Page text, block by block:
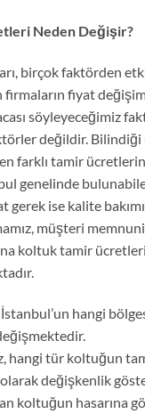
Neden Değişir?
birçok faktörden
fiyat
söyleyeceğimiz
değildir.
farklı tamir
genelinde
gerek ise kalite
müşteri
koltuk tamir
hangi
hangi tür koltuğun
olarak değişkenlik
koltuğun hasarına